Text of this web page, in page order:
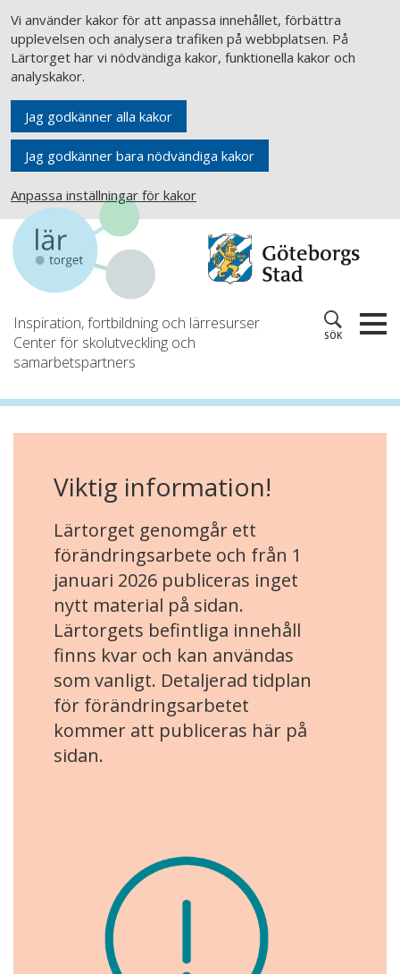
Vi använder kakor för att anpassa innehållet, förbättra
upplevelsen och analysera trafiken på webbplatsen. På
Lärtorget har vi nödvändiga kakor, funktionella kakor och
analyskakor.
Jag godkänner alla kakor
Jag godkänner bara nödvändiga kakor
Anpassa inställningar för kakor
Inspiration, fortbildning och lärresurser
Center för skolutveckling och
samarbetspartners
SÖK
Viktig information!
Lärtorget genomgår ett
förändringsarbete och från 1
januari 2026 publiceras inget
nytt material på sidan.
Lärtorgets befintliga innehåll
finns kvar och kan användas
som vanligt. Detaljerad tidplan
för förändringsarbetet
kommer att publiceras här på
sidan.